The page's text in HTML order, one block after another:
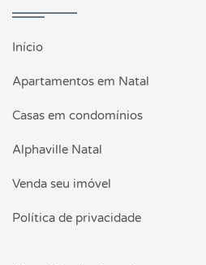
Início
Apartamentos em Natal
Casas em condomínios
Alphaville Natal
Venda seu imóvel
Política de privacidade